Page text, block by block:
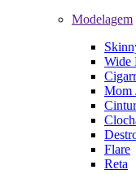
Modelagem
Wide
Mom
Flare
Reta